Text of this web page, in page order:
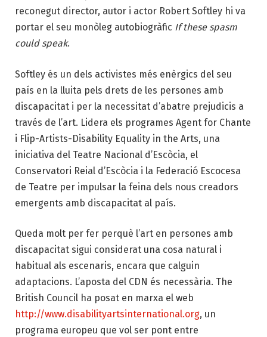
reconegut director, autor i actor Robert Softley hi va
portar el seu monòleg autobiogràfic If these spasm
could speak.
Softley és un dels activistes més enèrgics del seu
país en la lluita pels drets de les persones amb
discapacitat i per la necessitat d’abatre prejudicis a
través de l’art. Lidera els programes Agent for Chante
i Flip-Artists-Disability Equality in the Arts, una
iniciativa del Teatre Nacional d’Escòcia, el
Conservatori Reial d’Escòcia i la Federació Escocesa
de Teatre per impulsar la feina dels nous creadors
emergents amb discapacitat al país.
Queda molt per fer perquè l’art en persones amb
discapacitat sigui considerat una cosa natural i
habitual als escenaris, encara que calguin
adaptacions. L’aposta del CDN és necessària. The
British Council ha posat en marxa el web
http://www.disabilityartsinternational.org, un
programa europeu que vol ser pont entre